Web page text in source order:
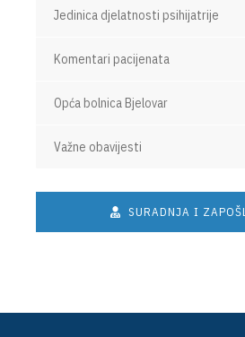
Jedinica djelatnosti psihijatrije
Komentari pacijenata
Opća bolnica Bjelovar
Važne obavijesti
SURADNJA I